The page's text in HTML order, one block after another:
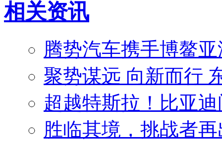
相关资讯
腾势汽车携手博鳌
聚势谋远 向新而行
超越特斯拉！比亚
胜临其境，挑战者